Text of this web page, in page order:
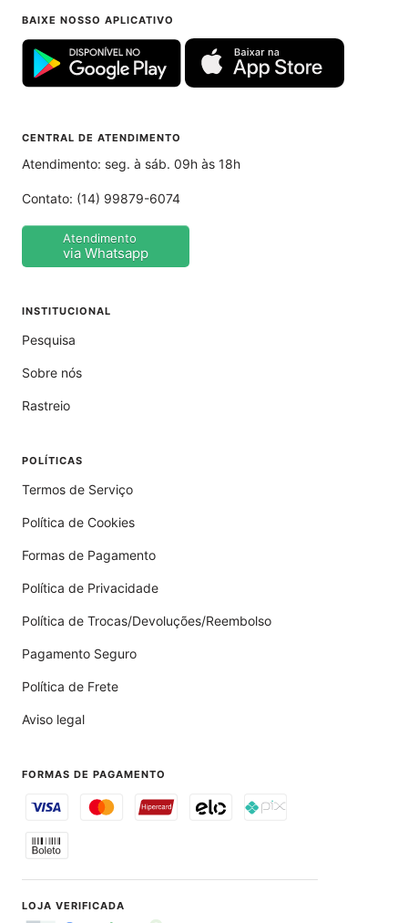
BAIXE NOSSO APLICATIVO
CENTRAL DE ATENDIMENTO
Atendimento: seg. à sáb. 09h às 18h
Contato: (14) 99879-6074
Atendimento
via Whatsapp
INSTITUCIONAL
Pesquisa
Sobre nós
Rastreio
POLÍTICAS
Termos de Serviço
Política de Cookies
Formas de Pagamento
Política de Privacidade
Política de Trocas/Devoluções/Reembolso
Pagamento Seguro
Política de Frete
Aviso legal
FORMAS DE PAGAMENTO
LOJA VERIFICADA